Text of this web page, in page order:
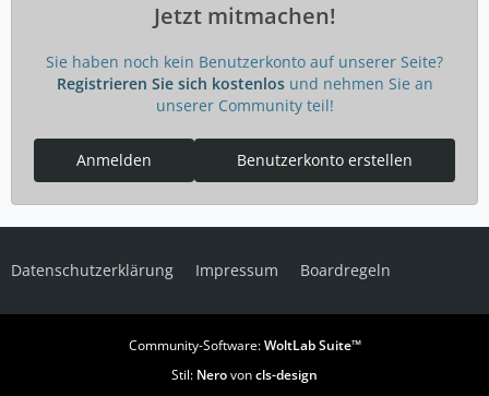
Jetzt mitmachen!
Sie haben noch kein Benutzerkonto auf unserer Seite?
Registrieren Sie sich kostenlosund nehmen Sie an
unserer Community teil!
Benutzerkonto erstellen
Anmelden
Datenschutzerklärung Impressum Boardregeln
Community-Software:WoltLab Suite™
Stil: Nerovoncls-design